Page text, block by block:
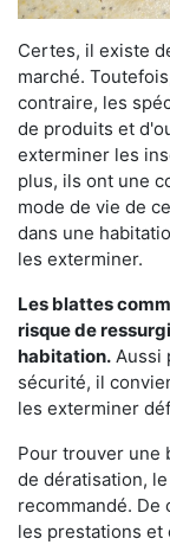
Certes, il existe
marché.
contraire, les
de produits et
exterminer les
plus, ils ont une
mode de vie de
dans une
les exterminer.
Les blattes
risque de
habitation. Aussi
sécurité, il
les exterminer
Pour trouver une
de dératisation,
recommandé.
les prestations et